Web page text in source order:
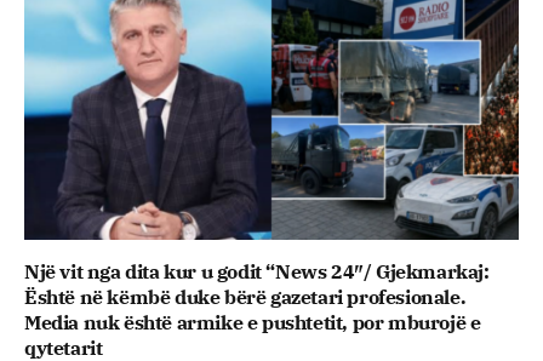
Një vit nga dita kur u godit “News 24″/ Gjekmarkaj:
Është në këmbë duke bërë gazetari profesionale.
Media nuk është armike e pushtetit, por mburojë e
qytetarit